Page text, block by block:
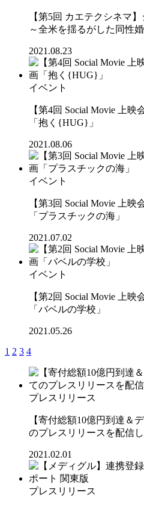
【第5回 カエテクシネマ
～全米を揺るがした同性
2021.08.23
イベント
【第4回 Social Movie 上
「抱く{HUG}」
2021.08.06
イベント
【第3回 Social Movie 上
「プラスチックの海」
2021.07.02
イベント
【第2回 Social Movie 上
「バベルの学校」
2021.05.26
1 2 3 4
プレスリリース
【寄付総額10億円到達＆
のプレスリリースを配信し
2021.02.01
プレスリリース